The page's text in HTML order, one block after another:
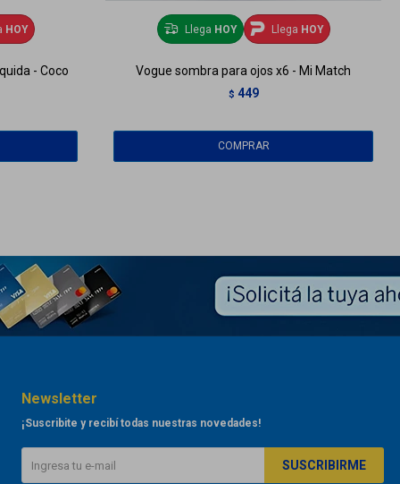
HOY
- Coco
Llega HOY Llega HOY
Vogue sombra para ojos x6 - Mi Match
$ 449
Newsletter
¡Suscribite y recibí todas nuestras novedades!
SUSCRIBIRME